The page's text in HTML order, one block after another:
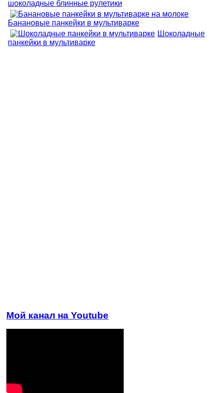
шоколадные блинные рулетики
Банановые панкейки в мультиварке
Шоколадные
панкейки в мультиварке
Мой канал на Youtube